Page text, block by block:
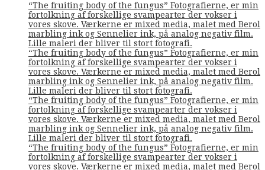
“The fruiting body of the fungus” Fotografierne, er min
fortolkning af forskellige svampearter der vokser i
vores skove. Værkerne er mixed media, malet med Berol
marbling ink og Sennelier ink, på analog negativ film.
Lille maleri der bliver til stort fotografi.
“The fruiting body of the fungus” Fotografierne, er min
fortolkning af forskellige svampearter der vokser i
vores skove. Værkerne er mixed media, malet med Berol
marbling ink og Sennelier ink, på analog negativ film.
Lille maleri der bliver til stort fotografi.
“The fruiting body of the fungus” Fotografierne, er min
fortolkning af forskellige svampearter der vokser i
vores skove. Værkerne er mixed media, malet med Berol
marbling ink og Sennelier ink, på analog negativ film.
Lille maleri der bliver til stort fotografi.
“The fruiting body of the fungus” Fotografierne, er min
fortolkning af forskellige svampearter der vokser i
vores skove. Værkerne er mixed media, malet med Berol